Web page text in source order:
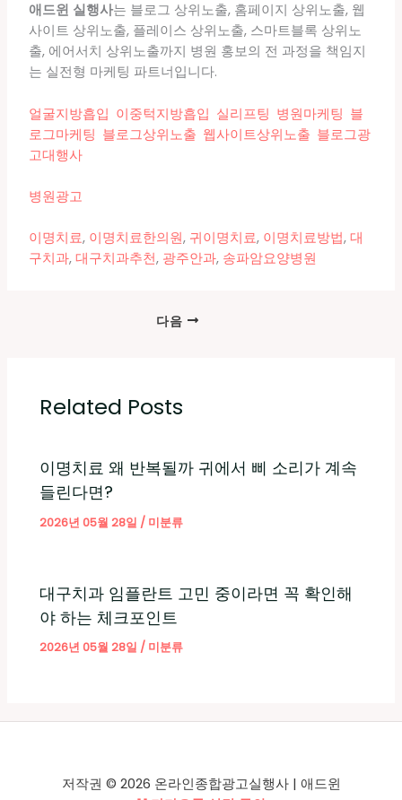
애드윈 실행사는 블로그 상위노출, 홈페이지 상위노출, 웹
사이트 상위노출, 플레이스 상위노출, 스마트블록 상위노
출, 에어서치 상위노출까지 병원 홍보의 전 과정을 책임지
는 실전형 마케팅 파트너입니다.
얼굴지방흡입 이중턱지방흡입 실리프팅 병원마케팅 블
로그마케팅 블로그상위노출 웹사이트상위노출 블로그광
고대행사
병원광고
이명치료, 이명치료한의원, 귀이명치료, 이명치료방법, 대
구치과, 대구치과추천, 광주안과, 송파암요양병원
다음
Related Posts
이명치료 왜 반복될까 귀에서 삐 소리가 계속
들린다면?
2026년 05월 28일 / 미분류
대구치과 임플란트 고민 중이라면 꼭 확인해
야 하는 체크포인트
2026년 05월 28일 / 미분류
저작권 © 2026 온라인종합광고실행사 | 애드윈